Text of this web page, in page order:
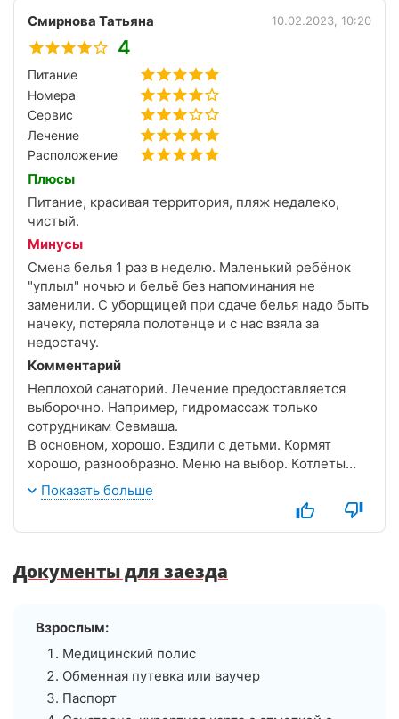
Смирнова Татьяна 10.02.2023, 10:20
4
Питание
Номера
Сервис
Лечение
Расположение
Плюсы
Питание, красивая территория, пляж недалеко,
чистый.
Минусы
Смена белья 1 раз в неделю. Маленький ребёнок
"уплыл" ночью и бельё без напоминания не
заменили. С уборщицей при сдаче белья надо быть
начеку, потеряла полотенце и с нас взяла за
недостачу.
Комментарий
Неплохой санаторий. Лечение предоставляется
выборочно. Например, гидромассаж только
сотрудникам Севмаша.
В основном, хорошо. Ездили с детьми. Кормят
хорошо, разнообразно. Меню на выбор. Котлеты
странные: если не прочитаешь из чего, то по вкусу
не поймёшь. Много фруктов, вкусный кефир.
Территория большая, всё в можжевельнике.
белый песок. Дно тоже чистое. Вода прозрачная.
Показать больше
Документы для заезда
Взрослым:
Медицинский полис
Обменная путевка или ваучер
Паспорт